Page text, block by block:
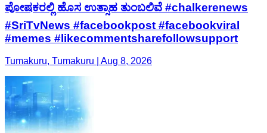
ಪೋಷಕರಲ್ಲಿ ಹೊಸ ಉತ್ಸಾಹ ತುಂಬಲಿವೆ #chalkerenews
#SriTvNews #facebookpost #facebookviral
#memes #likecommentsharefollowsupport
Tumakuru, Tumakuru | Aug 8, 2026